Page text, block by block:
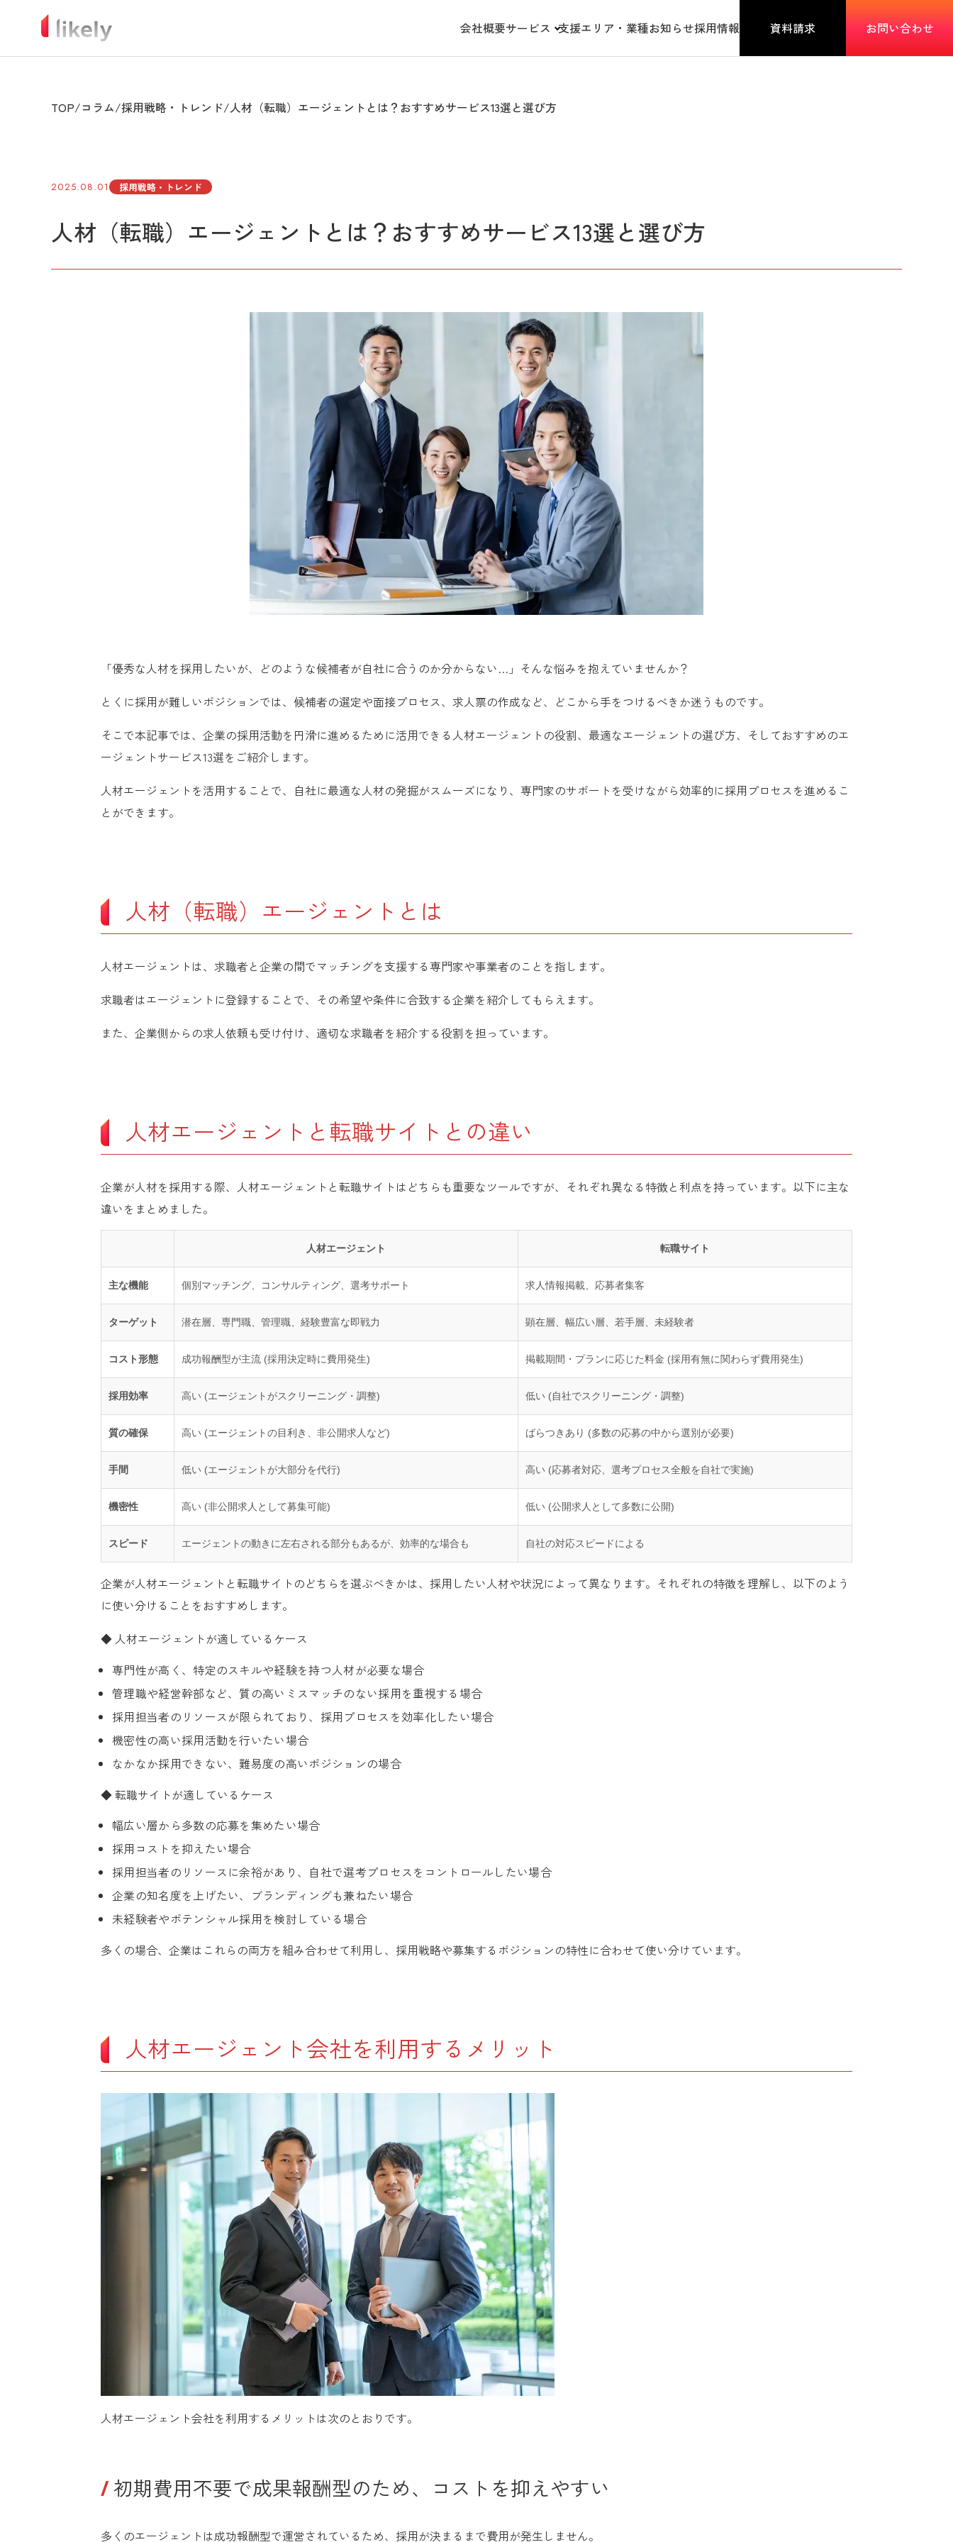
会社概要サービス 支援エリア・業種お知らせ採用情報 資料請求 お問い合わせ
TOP コラム 採用戦略・トレンド 人材（転職）エージェントとは？おすすめサービス13選と選び方
2025.08.01 採用戦略・トレンド
人材（転職）エージェントとは？おすすめサービス13選と選び方
「優秀な人材を採用したいが、どのような候補者が自社に合うのか分からない…」そんな悩みを抱えていませんか？
とくに採用が難しいポジションでは、候補者の選定や面接プロセス、求人票の作成など、どこから手をつけるべきか迷うものです。
そこで本記事では、企業の採用活動を円滑に進めるために活用できる人材エージェントの役割、最適なエージェントの選び方、そしておすすめのエ
ージェントサービス13選をご紹介します。
人材エージェントを活用することで、自社に最適な人材の発掘がスムーズになり、専門家のサポートを受けながら効率的に採用プロセスを進めるこ
とができます。
人材（転職）エージェントとは
人材エージェントは、求職者と企業の間でマッチングを支援する専門家や事業者のことを指します。
求職者はエージェントに登録することで、その希望や条件に合致する企業を紹介してもらえます。
また、企業側からの求人依頼も受け付け、適切な求職者を紹介する役割を担っています。
人材エージェントと転職サイトとの違い
企業が人材を採用する際、人材エージェントと転職サイトはどちらも重要なツールですが、それぞれ異なる特徴と利点を持っています。以下に主な
違いをまとめました。
人材エージェント 転職サイト
主な機能 個別マッチング、コンサルティング、選考サポート 求人情報掲載、応募者集客
ターゲット 潜在層、専門職、管理職、経験豊富な即戦力 顕在層、幅広い層、若手層、未経験者
コスト形態 成功報酬型が主流 (採用決定時に費用発生) 掲載期間・プランに応じた料金 (採用有無に関わらず費用発生)
採用効率 高い (エージェントがスクリーニング・調整) 低い (自社でスクリーニング・調整)
質の確保 高い (エージェントの目利き、非公開求人など) ばらつきあり (多数の応募の中から選別が必要)
手間 低い (エージェントが大部分を代行) 高い (応募者対応、選考プロセス全般を自社で実施)
機密性 高い (非公開求人として募集可能) 低い (公開求人として多数に公開)
スピード エージェントの動きに左右される部分もあるが、効率的な場合も 自社の対応スピードによる
企業が人材エージェントと転職サイトのどちらを選ぶべきかは、採用したい人材や状況によって異なります。それぞれの特徴を理解し、以下のよう
に使い分けることをおすすめします。
◆ 人材エージェントが適しているケース
専門性が高く、特定のスキルや経験を持つ人材が必要な場合
管理職や経営幹部など、質の高いミスマッチのない採用を重視する場合
採用担当者のリソースが限られており、採用プロセスを効率化したい場合
機密性の高い採用活動を行いたい場合
なかなか採用できない、難易度の高いポジションの場合
◆ 転職サイトが適しているケース
幅広い層から多数の応募を集めたい場合
採用コストを抑えたい場合
採用担当者のリソースに余裕があり、自社で選考プロセスをコントロールしたい場合
企業の知名度を上げたい、ブランディングも兼ねたい場合
未経験者やポテンシャル採用を検討している場合
多くの場合、企業はこれらの両方を組み合わせて利用し、採用戦略や募集するポジションの特性に合わせて使い分けています。
人材エージェント会社を利用するメリット
人材エージェント会社を利用するメリットは次のとおりです。
初期費用不要で成果報酬型のため、コストを抑えやすい
多くのエージェントは成功報酬型で運営されているため、採用が決まるまで費用が発生しません。